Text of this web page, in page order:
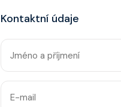
Kontaktní údaje